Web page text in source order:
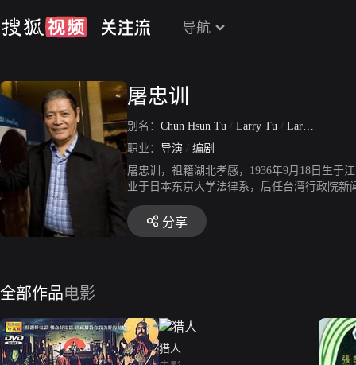
导航
屠忠训
别名： Chun Hsun Tu / Larry Tu / Larry Tu
职业： 导演 / 编剧
屠忠训，祖籍湖北孝感，1936年9月18日生于
业于日本东京大学法律系，后任台湾行政院
以拍娱乐片为主。拍摄武侠片《龙城十日》
电影导演，不少人认为是受到胡金铨影响，以
是不幸于7月14日在台北车祸遇难，此片后由
分享
全部作品电影
猎人